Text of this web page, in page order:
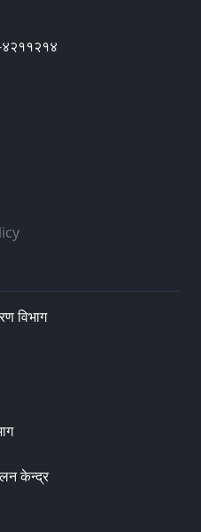
विभाग
केन्द्र